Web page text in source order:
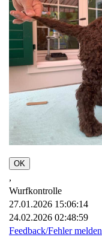
OK
,
Wurfkontrolle
27.01.2026 15:06:14
24.02.2026 02:48:59
Feedback/Fehler melden